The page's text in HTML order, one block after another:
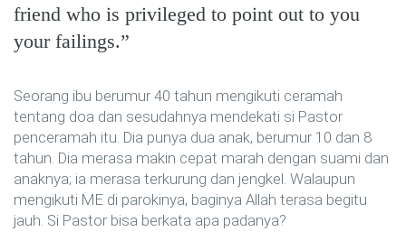
friend who is privileged to point out to you
your failings.
Seorang ibu berumur 40 tahun mengikuti ceramah
tentang doa dan sesudahnya mendekati si Pastor
penceramah itu. Dia punya dua anak, berumur 10 dan 8
tahun. Dia merasa makin cepat marah dengan suami dan
anaknya; ia merasa terkurung dan jengkel. Walaupun
mengikuti ME di parokinya, baginya Allah terasa begitu
jauh. Si Pastor bisa berkata apa padanya?